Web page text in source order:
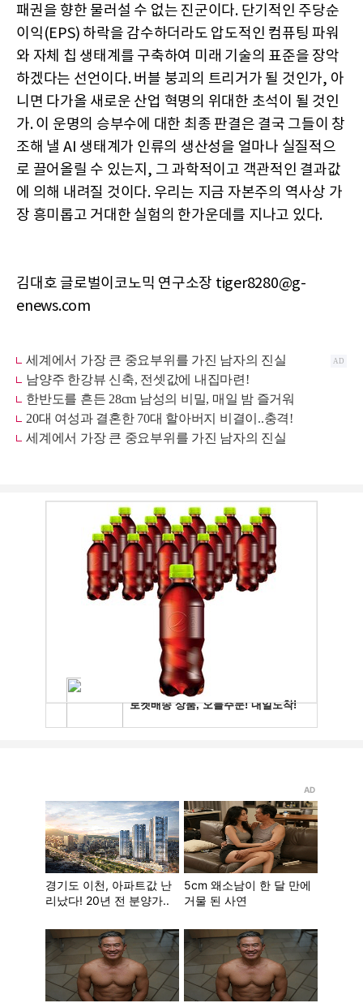
패권을 향한 물러설 수 없는 진군이다. 단기적인 주당순
이익(EPS) 하락을 감수하더라도 압도적인 컴퓨팅 파워
와 자체 칩 생태계를 구축하여 미래 기술의 표준을 장악
하겠다는 선언이다. 버블 붕괴의 트리거가 될 것인가, 아
니면 다가올 새로운 산업 혁명의 위대한 초석이 될 것인
가. 이 운명의 승부수에 대한 최종 판결은 결국 그들이 창
조해 낼 AI 생태계가 인류의 생산성을 얼마나 실질적으
로 끌어올릴 수 있는지, 그 과학적이고 객관적인 결과값
에 의해 내려질 것이다. 우리는 지금 자본주의 역사상 가
장 흥미롭고 거대한 실험의 한가운데를 지나고 있다.
김대호 글로벌이코노믹 연구소장 tiger8280@g-
enews.com